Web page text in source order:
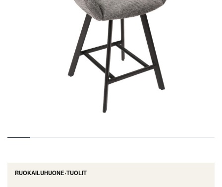
RUOKAILUHUONE›TUOLIT